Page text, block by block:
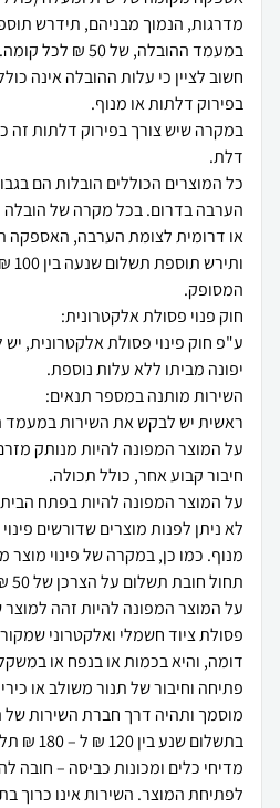
מדרגות, הנמוך מבניהם, תידרש
חשוב לציין כי עלות ההובלה אינה
כל המוצרים הכוללים הובלות הם
הערבה בדרום. בכל מקרה של הובלה
ע"פ חוק פינוי פסולת אלקטרונית,
על המוצר המפונה להיות מנותק
לא ניתן לפנות מוצרים שדורשים פינוי
מנוף. כמו כן, במקרה של פינוי
פסולת ציוד חשמלי ואלקטרוני
פתיחה וחיבור של תנור משולב או
מוסמך ותהיה דרך חברת השירות של
מדיחי כלים ומכונות כביסה – חובה